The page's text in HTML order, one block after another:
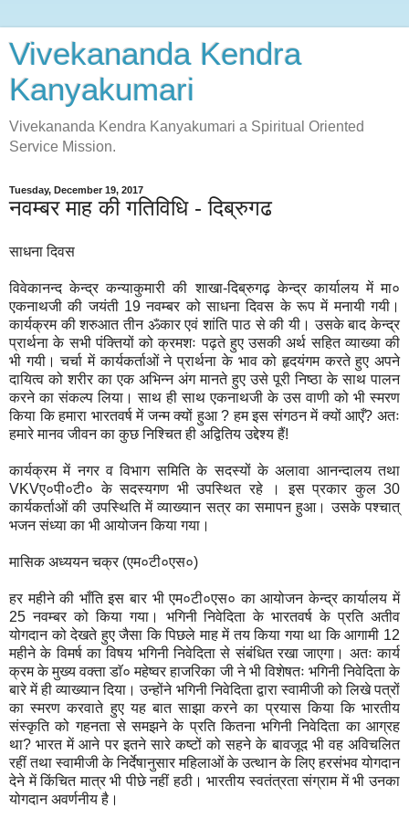
Vivekananda Kendra
Kanyakumari
Vivekananda Kendra Kanyakumari a Spiritual Oriented
Service Mission.
Tuesday, December 19, 2017
नवम्बर माह की गतिविधि - दिब्रुगढ
साधना दिवस
विवेकानन्द केन्द्र कन्याकुमारी की शाखा-दिब्रुगढ़ केन्द्र कार्यालय में मा०
एकनाथजी की जयंती 19 नवम्बर को साधना दिवस के रूप में मनायी गयी।
कार्यक्रम की शरुआत तीन ॐकार एवं शांति पाठ से की यी। उसके बाद केन्द्र
प्रार्थना के सभी पंक्तियों को क्रमशः पढ़ते हुए उसकी अर्थ सहित व्याख्या की
भी गयी। चर्चा में कार्यकर्ताओं ने प्रार्थना के भाव को हृदयंगम करते हुए अपने
दायित्व को शरीर का एक अभिन्न अंग मानते हुए उसे पूरी निष्ठा के साथ पालन
करने का संकल्प लिया। साथ ही साथ एकनाथजी के उस वाणी को भी स्मरण
किया कि हमारा भारतवर्ष में जन्म क्यों हुआ ? हम इस संगठन में क्यों आएँ? अतः
हमारे मानव जीवन का कुछ निश्चित ही अद्वितिय उद्देश्य हैं!
कार्यक्रम में नगर व विभाग समिति के सदस्यों के अलावा आनन्दालय तथा
VKVए०पी०टी० के सदस्यगण भी उपस्थित रहे । इस प्रकार कुल 30
कार्यकर्ताओं की उपस्थिति में व्याख्यान सत्र का समापन हुआ। उसके पश्चात्
भजन संध्या का भी आयोजन किया गया।
मासिक अध्ययन चक्र (एम०टी०एस०)
हर महीने की भाँति इस बार भी एम०टी०एस० का आयोजन केन्द्र कार्यालय में
25 नवम्बर को किया गया। भगिनी निवेदिता के भारतवर्ष के प्रति अतीव
योगदान को देखते हुए जैसा कि पिछले माह में तय किया गया था कि आगामी 12
महीने के विमर्ष का विषय भगिनी निवेदिता से संबंधित रखा जाएगा। अतः कार्य
क्रम के मुख्य वक्ता डाॅ० महेष्वर हाजरिका जी ने भी विशेषतः भगिनी निवेदिता के
बारे में ही व्याख्यान दिया। उन्होंने भगिनी निवेदिता द्वारा स्वामीजी को लिखे पत्रों
का स्मरण करवाते हुए यह बात साझा करने का प्रयास किया कि भारतीय
संस्कृति को गहनता से समझने के प्रति कितना भगिनी निवेदिता का आग्रह
था? भारत में आने पर इतने सारे कष्टों को सहने के बावजूद भी वह अविचलित
रहीं तथा स्वामीजी के निर्देषानुसार महिलाओं के उत्थान के लिए हरसंभव योगदान
देने में किंचित मात्र भी पीछे नहीं हठी। भारतीय स्वतंत्रता संग्राम में भी उनका
योगदान अवर्णनीय है।